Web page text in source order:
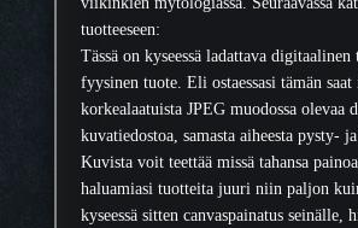
s
m
ä
ä
r
ä
tuotteeseen:
Tässä on kyseessä ladattava digitaalinen
fyysinen tuote. Eli ostaessasi tämän
korkealaatuista JPEG muodossa olevaa
kuvatiedostoa, samasta aiheesta pysty-
Kuvista voit teettää missä tahansa
haluamiasi tuotteita juuri niin paljon
kyseessä sitten canvaspainatus seinälle,